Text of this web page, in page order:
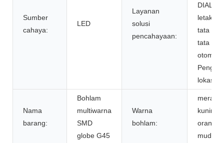
Sumber
cahaya:
LED
Layanan
solusi
pencahayaan:
DIALux
letak
tata
tata
lokasi
Nama
barang:
Bohlam
multiwarna
SMD
globe G45
Warna
bohlam:
merah,
kuning,
oranye,
muda